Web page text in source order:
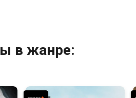
в жанре: